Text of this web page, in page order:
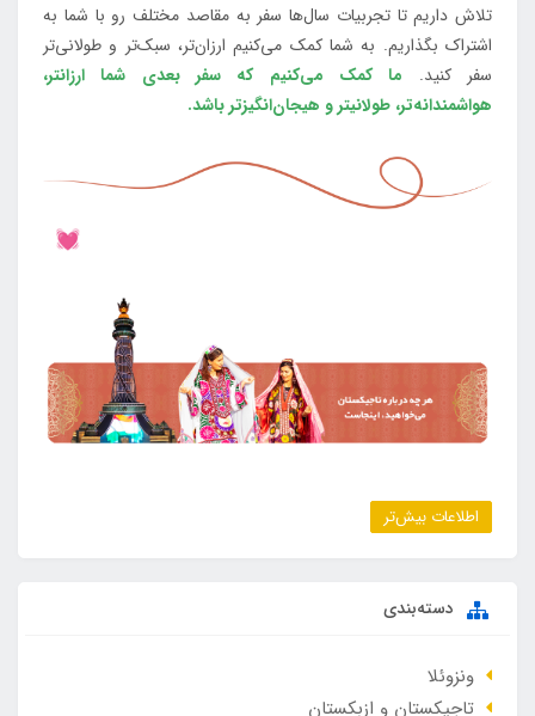
تلاش داریم تا تجربیات سال‌ها سفر به مقاصد مختلف رو با شما به
اشتراک بگذاریم. به شما کمک می‌کنیم ارزان‌تر، سبک‌تر و طولانی‌تر
سفر کنید. ما کمک می‌کنیم که سفر بعدی شما ارزانتر،
هواشمندانه‌تر، طولانی‎تر و هیجان‌انگیزتر باشد.
اطلاعات بیش‌تر
دسته‌بندی
ونزوئلا
تاجیکستان و ازبکستان